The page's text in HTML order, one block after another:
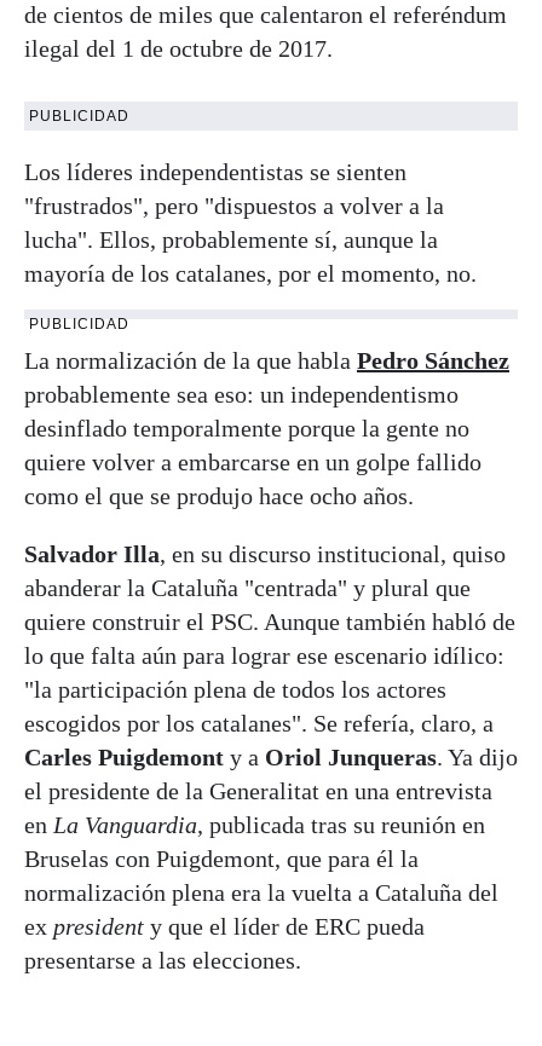
de cientos de miles que calentaron el referéndum
ilegal del 1 de octubre de 2017.
PUBLICIDAD
Los líderes independentistas se sienten
"frustrados", pero "dispuestos a volver a la
lucha". Ellos, probablemente sí, aunque la
mayoría de los catalanes, por el momento, no.
PUBLICIDAD
La normalización de la que habla Pedro Sánchez
probablemente sea eso: un independentismo
desinflado temporalmente porque la gente no
quiere volver a embarcarse en un golpe fallido
como el que se produjo hace ocho años.
Salvador Illa, en su discurso institucional, quiso
abanderar la Cataluña "centrada" y plural que
quiere construir el PSC. Aunque también habló de
lo que falta aún para lograr ese escenario idílico:
"la participación plena de todos los actores
escogidos por los catalanes". Se refería, claro, a
Carles Puigdemont y a Oriol Junqueras. Ya dijo
el presidente de la Generalitat en una entrevista
en La Vanguardia, publicada tras su reunión en
Bruselas con Puigdemont, que para él la
normalización plena era la vuelta a Cataluña del
ex president y que el líder de ERC pueda
presentarse a las elecciones.